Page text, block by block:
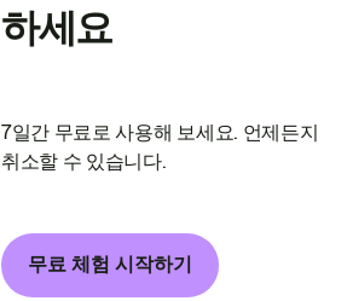
하세요
7일간 무료로 사용해 보세요. 언제든지
취소할 수 있습니다.
무료 체험 시작하기